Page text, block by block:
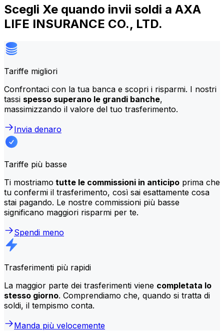
Scegli Xe quando invii soldi a AXA
LIFE INSURANCE CO., LTD.
Tariffe migliori
Confrontaci con la tua banca e scopri i risparmi. I nostri
tassi spesso superano le grandi banche,
massimizzando il valore del tuo trasferimento.
Invia denaro
Tariffe più basse
Ti mostriamo tutte le commissioni in anticipo prima che
tu confermi il trasferimento, così sai esattamente cosa
stai pagando. Le nostre commissioni più basse
significano maggiori risparmi per te.
Spendi meno
Trasferimenti più rapidi
La maggior parte dei trasferimenti viene completata lo
stesso giorno. Comprendiamo che, quando si tratta di
soldi, il tempismo conta.
Manda più velocemente